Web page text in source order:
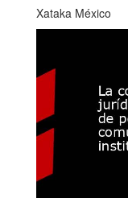
Xataka México